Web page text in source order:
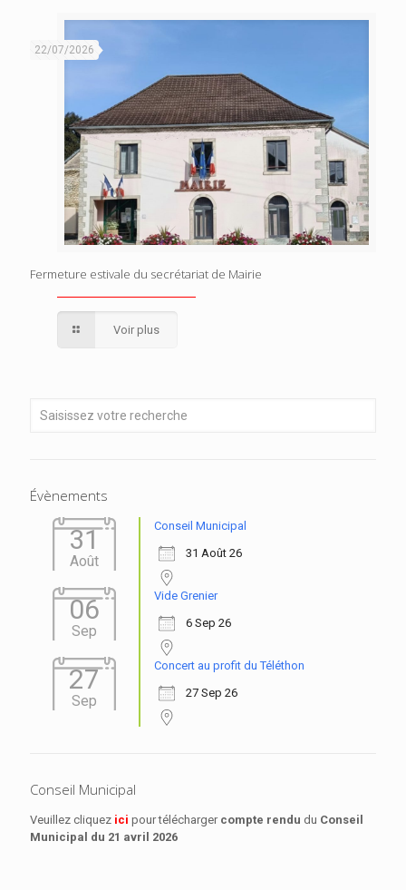
22/07/2026
Fermeture estivale du secrétariat de Mairie
Voir plus
Évènements
31
Août
Conseil Municipal
31 Août 26
06
Sep
Vide Grenier
6 Sep 26
27
Sep
Concert au profit du Téléthon
27 Sep 26
Conseil Municipal
Veuillez cliquez ici pour télécharger compte rendu du Conseil
Municipal du 21 avril 2026